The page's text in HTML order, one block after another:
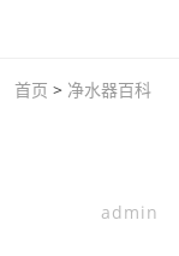
首页 > 净水器百科
admin